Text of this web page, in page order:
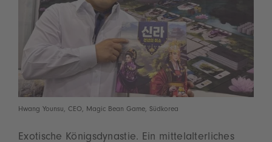
Hwang Younsu, CEO, Magic Bean Game, Südkorea
Exotische Königsdynastie. Ein mittelalterliches